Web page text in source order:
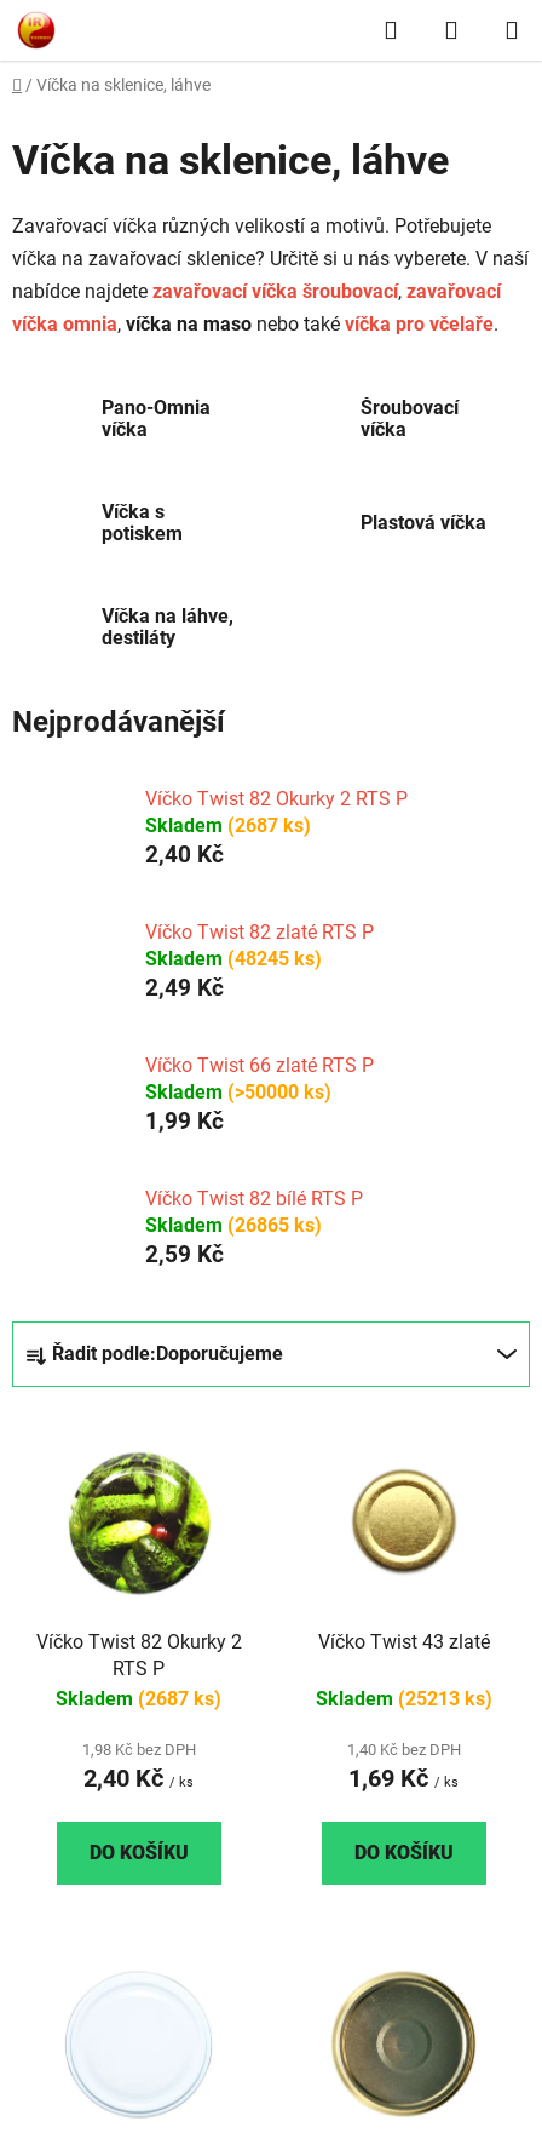
Přejít
na
obsah
Hledat
KOŠÍK
Domů
/ Víčka na sklenice, láhve
Víčka na sklenice, láhve
Zavařovací víčka různých velikostí a motivů. Potřebujete
víčka na zavařovací sklenice? Určitě si u nás vyberete. V naší
nabídce najdete zavařovací víčka šroubovací, zavařovací
víčka omnia, víčka na maso nebo také víčka pro včelaře.
Pano-Omnia
víčka
Šroubovací
víčka
Víčka s
potiskem
Plastová víčka
Víčka na láhve,
destiláty
Nejprodávanější
Víčko Twist 82 Okurky 2 RTS P
Skladem (2687 ks)
2,40 Kč
Víčko Twist 82 zlaté RTS P
Skladem (48245 ks)
2,49 Kč
Víčko Twist 66 zlaté RTS P
Skladem (>50000 ks)
1,99 Kč
Víčko Twist 82 bílé RTS P
Skladem (26865 ks)
2,59 Kč
Řadit podle: Doporučujeme
Víčko Twist 82 Okurky 2
RTS P
Skladem (2687 ks)
1,98 Kč bez DPH
2,40 Kč / ks
DO KOŠÍKU
Víčko Twist 43 zlaté
Skladem (25213 ks)
1,40 Kč bez DPH
1,69 Kč / ks
DO KOŠÍKU